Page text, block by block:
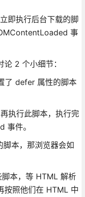
即执行后台下载的脚
事
2 个小细节：
了 defer 属性的脚本
执行此脚本，执行完
事件。
本，那浏览器会如
本，等 HTML 解析
按照他们在 HTML 中